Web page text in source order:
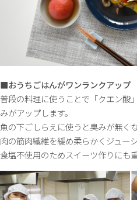
■おうちごはんがワンランクアップ
普段の料理に使うことで「クエン酸
みがアップします。
魚の下ごしらえに使うと臭みが無く
肉の筋肉繊維を緩め柔らかくジュー
食塩不使用のためスイーツ作りにも